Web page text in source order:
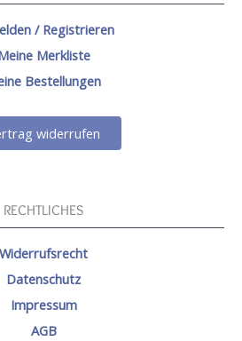
/ Registrieren
Merkliste
Bestellungen
widerrufen
RECHTLICHES
Widerrufsrecht
Datenschutz
Impressum
AGB